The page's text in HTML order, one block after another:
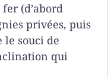
(d’abord
privées, puis
le souci de
qui